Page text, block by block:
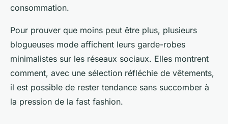
consommation.
Pour prouver que moins peut être plus, plusieurs
blogueuses mode affichent leurs garde-robes
minimalistes sur les réseaux sociaux. Elles montrent
comment, avec une sélection réfléchie de vêtements,
il est possible de rester tendance sans succomber à
la pression de la fast fashion.